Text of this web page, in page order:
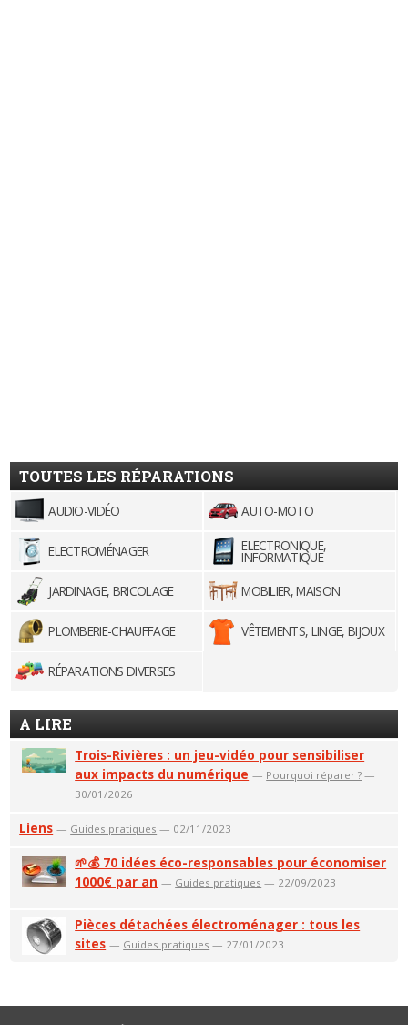
TOUTES LES RÉPARATIONS
AUDIO-VIDÉO AUTO-MOTO
ELECTROMÉNAGER ELECTRONIQUE,
INFORMATIQUE
JARDINAGE, BRICOLAGE
MOBILIER, MAISON
PLOMBERIE-CHAUFFAGE VÊTEMENTS, LINGE, BIJOUX
RÉPARATIONS DIVERSES
A LIRE
Trois-Rivières : un jeu-vidéo pour sensibiliser
aux impacts du numérique — Pourquoi réparer ? —
30/01/2026
Liens — Guides pratiques — 02/11/2023
🌱💰 70 idées éco-responsables pour économiser
1000€ par an — Guides pratiques — 22/09/2023
Pièces détachées électroménager : tous les
sites — Guides pratiques — 27/01/2023